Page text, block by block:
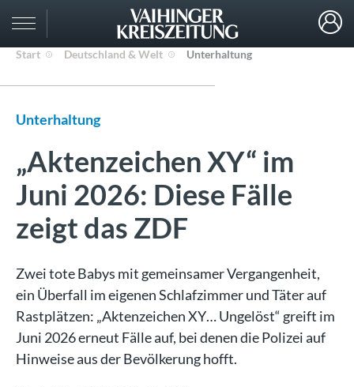
Start Deutschland & Welt Unterhaltung
Unterhaltung
„Aktenzeichen XY“ im
Juni 2026: Diese Fälle
zeigt das ZDF
Zwei tote Babys mit gemeinsamer Vergangenheit,
ein Überfall im eigenen Schlafzimmer und Täter auf
Rastplätzen: „Aktenzeichen XY… Ungelöst“ greift im
Juni 2026 erneut Fälle auf, bei denen die Polizei auf
Hinweise aus der Bevölkerung hofft.